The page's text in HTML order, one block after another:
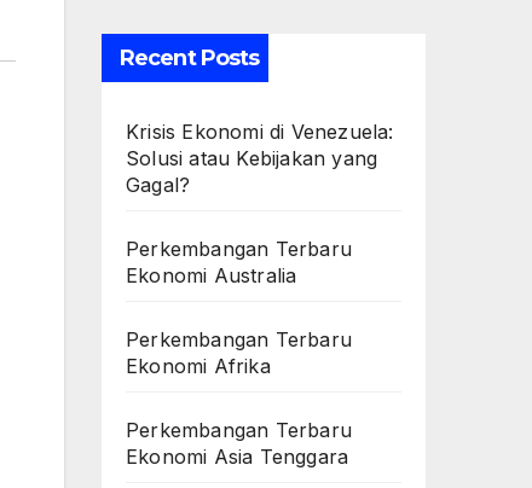
Recent Posts
Krisis Ekonomi di Venezuela:
Solusi atau Kebijakan yang
Gagal?
Perkembangan Terbaru
Ekonomi Australia
Perkembangan Terbaru
Ekonomi Afrika
Perkembangan Terbaru
Ekonomi Asia Tenggara